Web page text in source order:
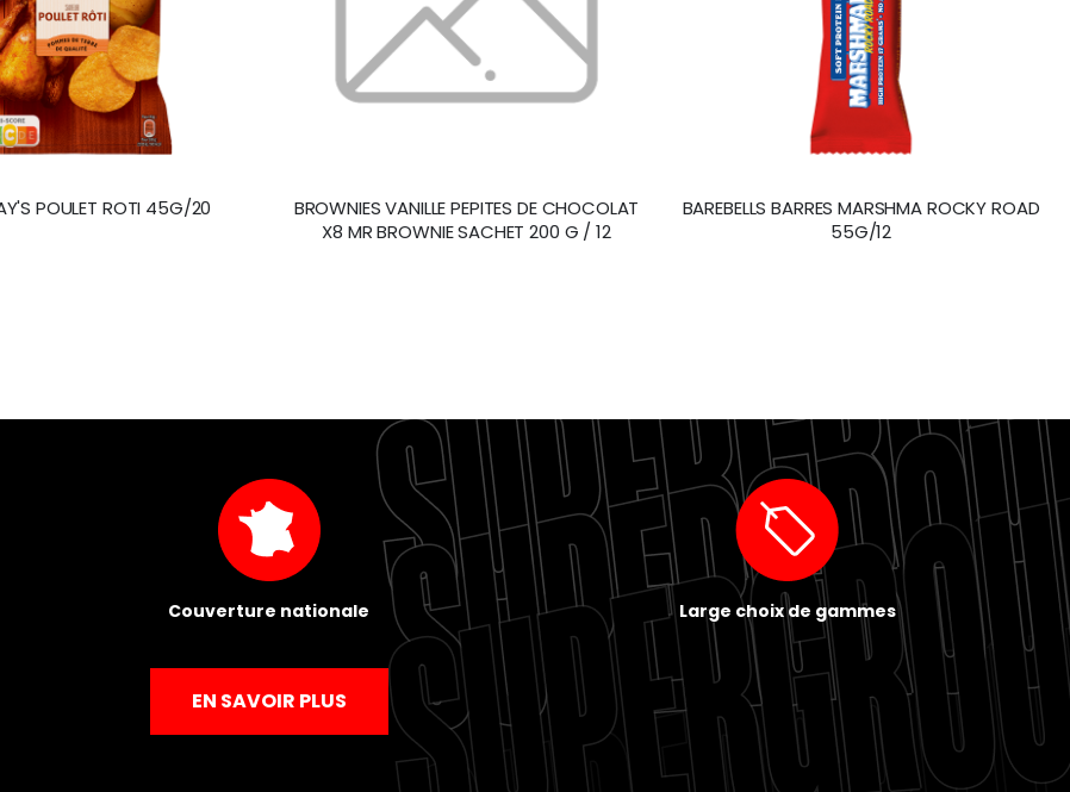
POULET ROTI 45G/20
BROWNIES VANILLE PEPITES DE CHOCOLAT
X8 MR BROWNIE SACHET 200 G / 12
BAREBELLS BARRES MARSHMA ROCKY ROAD
55G/12
Couverture nationale Large choix de gammes
EN SAVOIR PLUS